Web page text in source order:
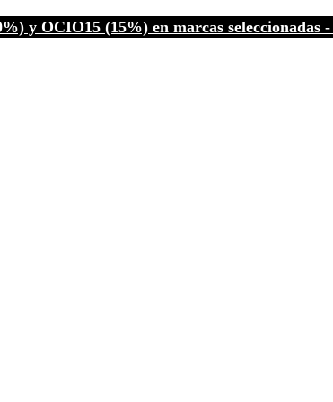
y OCIO15 (15%) en marcas seleccionadas